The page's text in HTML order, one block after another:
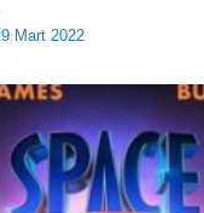
Mart 2022